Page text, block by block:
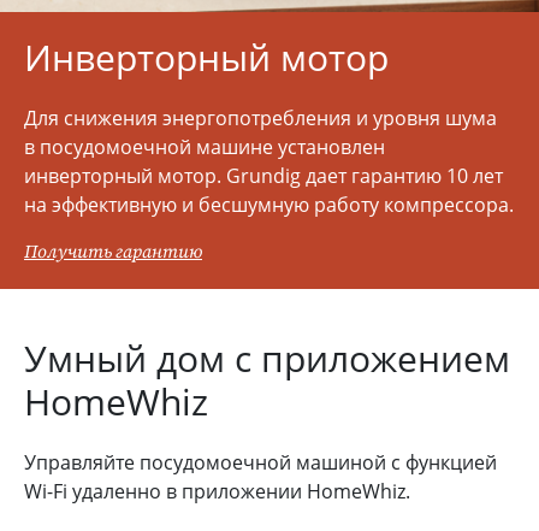
Инверторный мотор
Для снижения энергопотребления и уровня шума
в посудомоечной машине установлен
инверторный мотор. Grundig дает гарантию 10 лет
на эффективную и бесшумную работу компрессора.
Получить гарантию
Умный дом с приложением
HomeWhiz
Управляйте посудомоечной машиной с функцией
Wi-Fi удаленно в приложении HomeWhiz.